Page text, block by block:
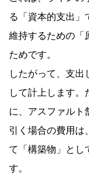
る「資本的支出」
維持するための「
ためです。
したがって、支出
して計上します
に、アスファルト
引く場合の費用は
て「構築物」とし
す。